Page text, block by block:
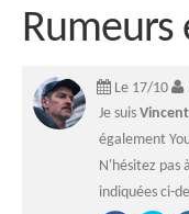
Le 17/10
Je suis
également
N'hésitez pas
indiquées ci-